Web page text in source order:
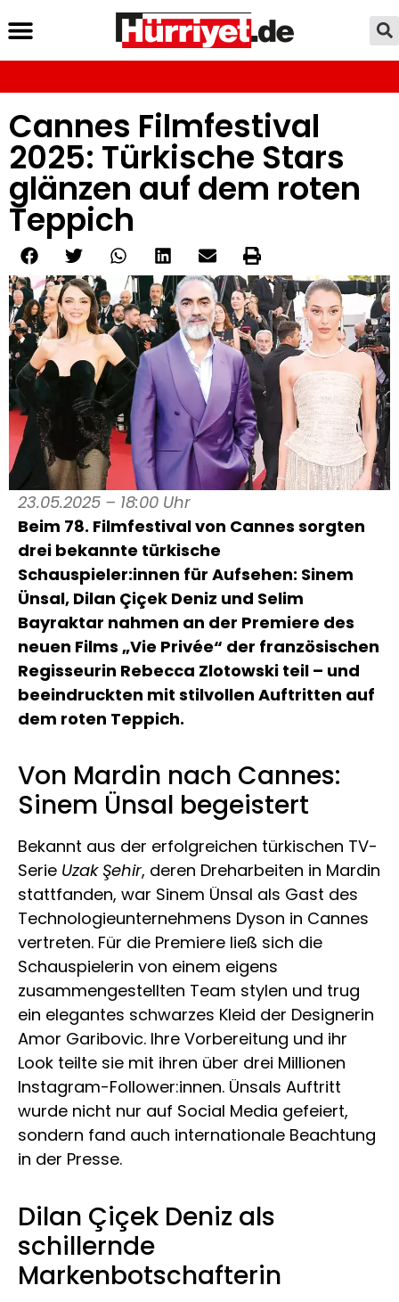
Cannes Filmfestival
2025: Türkische Stars
glänzen auf dem roten
Teppich
23.05.2025 – 18:00 Uhr
Beim 78. Filmfestival von Cannes sorgten
drei bekannte türkische
Schauspieler:innen für Aufsehen: Sinem
Ünsal, Dilan Çiçek Deniz und Selim
Bayraktar nahmen an der Premiere des
neuen Films „Vie Privée“ der französischen
Regisseurin Rebecca Zlotowski teil – und
beeindruckten mit stilvollen Auftritten auf
dem roten Teppich.
Von Mardin nach Cannes:
Sinem Ünsal begeistert
Bekannt aus der erfolgreichen türkischen TV-
Serie Uzak Şehir, deren Dreharbeiten in Mardin
stattfanden, war Sinem Ünsal als Gast des
Technologieunternehmens Dyson in Cannes
vertreten. Für die Premiere ließ sich die
Schauspielerin von einem eigens
zusammengestellten Team stylen und trug
ein elegantes schwarzes Kleid der Designerin
Amor Garibovic. Ihre Vorbereitung und ihr
Look teilte sie mit ihren über drei Millionen
Instagram-Follower:innen. Ünsals Auftritt
wurde nicht nur auf Social Media gefeiert,
sondern fand auch internationale Beachtung
in der Presse.
Dilan Çiçek Deniz als
schillernde
Markenbotschafterin